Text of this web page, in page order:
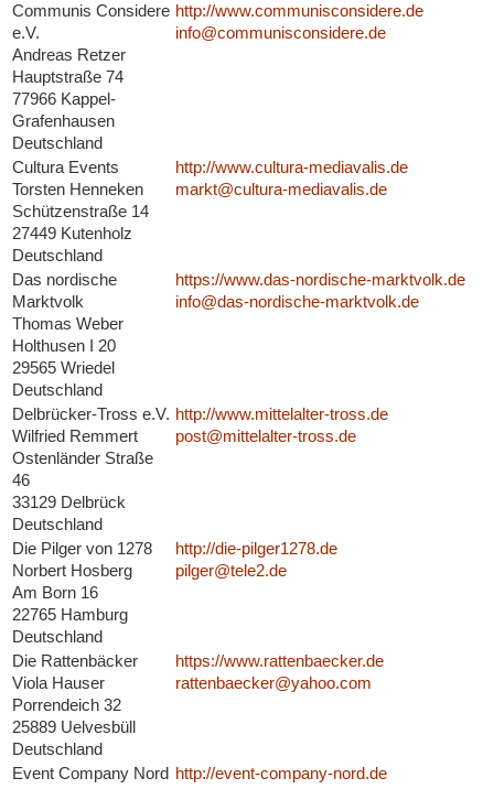
Communis Considere
e.V.
Andreas Retzer
Hauptstraße 74
77966 Kappel-
Grafenhausen
Deutschland
http://www.communisconsidere.de
info@communisconsidere.de
Cultura Events
Torsten Henneken
Schützenstraße 14
27449 Kutenholz
Deutschland
http://www.cultura-mediavalis.de
markt@cultura-mediavalis.de
Das nordische
Marktvolk
Thomas Weber
Holthusen I 20
29565 Wriedel
Deutschland
https://www.das-nordische-marktvolk.de
info@das-nordische-marktvolk.de
Delbrücker-Tross e.V.
Wilfried Remmert
Ostenländer Straße
46
33129 Delbrück
Deutschland
http://www.mittelalter-tross.de
post@mittelalter-tross.de
Die Pilger von 1278
Norbert Hosberg
Am Born 16
22765 Hamburg
Deutschland
http://die-pilger1278.de
pilger@tele2.de
Die Rattenbäcker
Viola Hauser
Porrendeich 32
25889 Uelvesbüll
Deutschland
https://www.rattenbaecker.de
rattenbaecker@yahoo.com
Event Company Nord http://event-company-nord.de